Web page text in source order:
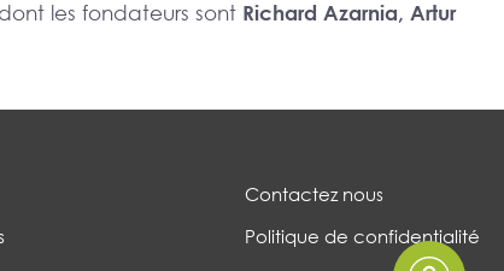
les fondateurs sont Richard Azarnia, Artur
Contactez nous
Politique de confidentialité